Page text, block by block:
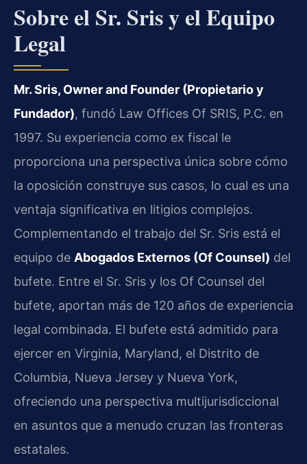
Sobre el Sr. Sris y el Equipo
Legal
Mr. Sris, Owner and Founder (Propietario y
Fundador), fundó Law Offices Of SRIS, P.C. en
1997. Su experiencia como ex fiscal le
proporciona una perspectiva única sobre cómo
la oposición construye sus casos, lo cual es una
ventaja significativa en litigios complejos.
Complementando el trabajo del Sr. Sris está el
equipo de Abogados Externos (Of Counsel) del
bufete. Entre el Sr. Sris y los Of Counsel del
bufete, aportan más de 120 años de experiencia
legal combinada. El bufete está admitido para
ejercer en Virginia, Maryland, el Distrito de
Columbia, Nueva Jersey y Nueva York,
ofreciendo una perspectiva multijurisdiccional
en asuntos que a menudo cruzan las fronteras
estatales.